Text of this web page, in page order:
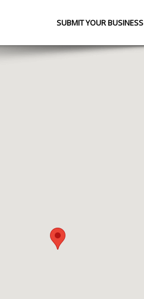
SUBMIT YOUR BUSINESS